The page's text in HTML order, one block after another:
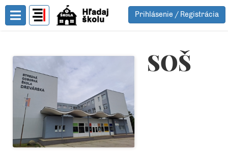
Toggle Menu
Prihlásenie / Registrácia
SOŠ